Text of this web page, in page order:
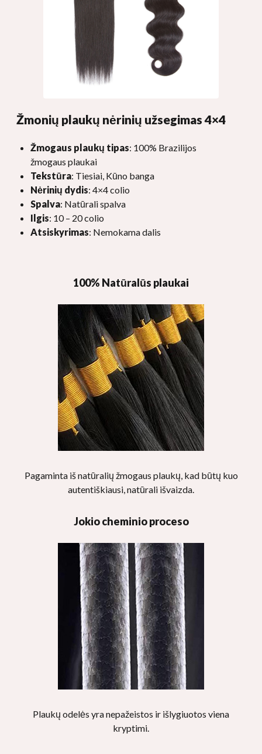
Žmonių plaukų nėrinių užsegimas 4×4
Žmogaus plaukų tipas: 100% Brazilijos
žmogaus plaukai
Tekstūra: Tiesiai, Kūno banga
Nėrinių dydis: 4×4 colio
Spalva: Natūrali spalva
Ilgis: 10 – 20 colio
Atsiskyrimas: Nemokama dalis
100% Natūralūs plaukai
Pagaminta iš natūralių žmogaus plaukų, kad būtų kuo
autentiškiausi, natūrali išvaizda.
Jokio cheminio proceso
Plaukų odelės yra nepažeistos ir išlygiuotos viena
kryptimi.